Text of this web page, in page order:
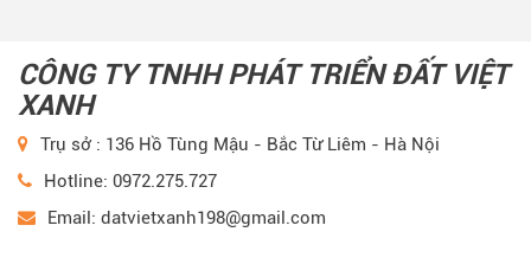
CÔNG TY TNHH PHÁT TRIỂN ĐẤT VIỆT
XANH
Trụ sở : 136 Hồ Tùng Mậu - Bắc Từ Liêm - Hà Nội
Hotline: 0972.275.727
Email: datvietxanh198@gmail.com